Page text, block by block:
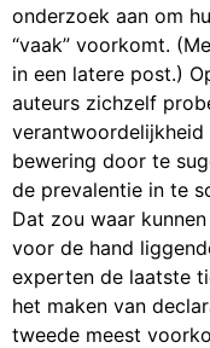
onderzoek aan om
“vaak” voorkomt.
in een latere post.)
auteurs zichzelf
verantwoordelijkheid
bewering door te
de prevalentie in te
Dat zou waar
voor de hand
experten de laatste
het maken van
tweede meest